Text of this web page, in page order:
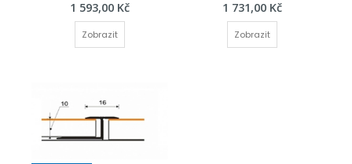
1 593,00 Kč
Zobrazit
1 731,00 Kč
Zobrazit